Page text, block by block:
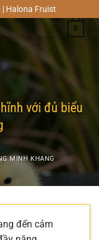
Halona Fruist
0
với đủ biểu
MINH KHANG
đến cảm